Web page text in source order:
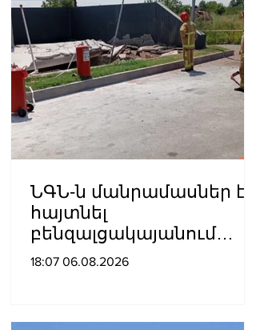
ՆԳՆ-ն մանրամասներ է
հայտնել
բենզալցակայանում
տեղի ունեցած
18:07 06.08.2026